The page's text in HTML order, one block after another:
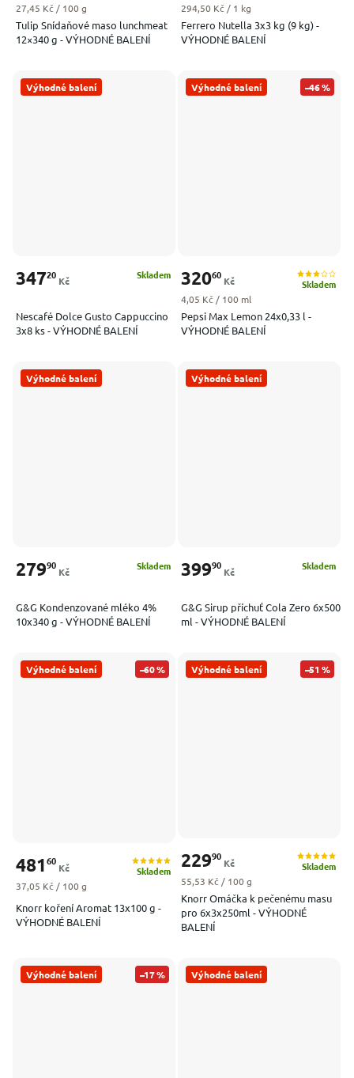
Tulip Snídaňové maso lunchmeat
12×340 g - VÝHODNÉ BALENÍ
Měrná cena:
27,45 Kč / 100 g
Ferrero Nutella 3x3 kg (9 kg) -
VÝHODNÉ BALENÍ
Měrná cena:
294,50 Kč / 1 kg
Výhodné balení
Nescafé Dolce Gusto Cappuccino
3x8 ks - VÝHODNÉ BALENÍ
Skladem
34720
Kč
Výhodné balení –46 %
Pepsi Max Lemon 24x0,33 l -
VÝHODNÉ BALENÍ
Skladem
32060
Kč
Měrná cena:
4,05 Kč / 100 ml
Výhodné balení
G&G Kondenzované mléko 4%
10x340 g - VÝHODNÉ BALENÍ
Skladem
27990
Kč
Výhodné balení
G&G Sirup příchuť Cola Zero 6x500
ml - VÝHODNÉ BALENÍ
Skladem
39990
Kč
Výhodné balení –60 %
Knorr koření Aromat 13x100 g -
VÝHODNÉ BALENÍ
Skladem
481 60
Kč
Měrná cena:
37,05 Kč / 100 g
Výhodné balení –51 %
Knorr Omáčka k pečenému masu
pro 6x3x250ml - VÝHODNÉ
BALENÍ
Skladem
22990
Kč
Měrná cena:
55,53 Kč / 100 g
Výhodné balení –17 % Výhodné balení